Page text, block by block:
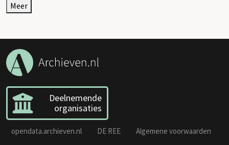
Meer
Deelnemende
organisaties
opendata.archieven.nl DE REE
Algemene voorwaarden